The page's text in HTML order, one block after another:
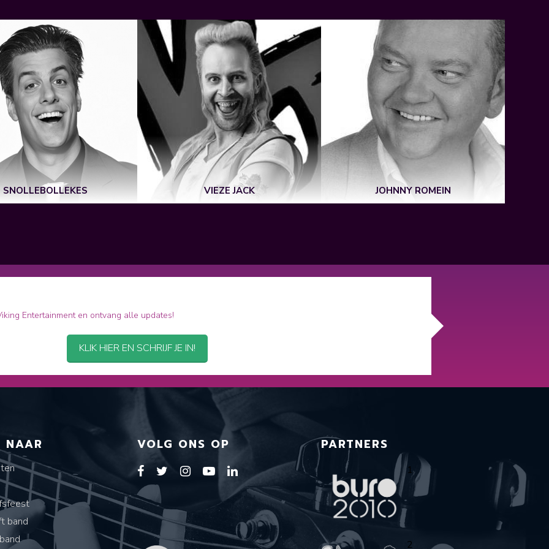
SNOLLEBOLLEKES VIEZE JACK JOHNNY ROMEIN
Entertainment en ontvang alle updates!
KLIK HIER EN SCHRIJF JE IN!
NAAR
band
VOLG ONS OP PARTNERS
1
2